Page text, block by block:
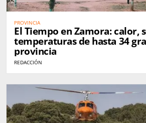
PROVINCIA
El Tiempo en Zamora: calor,
temperaturas de hasta 34
provincia
REDACCIÓN